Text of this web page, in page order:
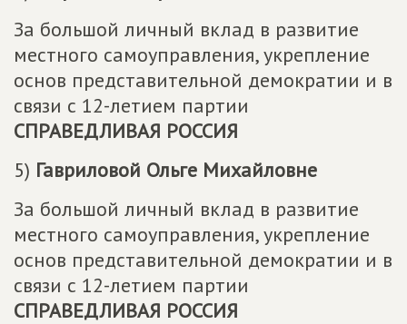
За большой личный вклад в развитие
местного самоуправления, укрепление
основ представительной демократии и в
связи с 12-летием партии
СПРАВЕДЛИВАЯ РОССИЯ
5) Гавриловой Ольге Михайловне
За большой личный вклад в развитие
местного самоуправления, укрепление
основ представительной демократии и в
связи с 12-летием партии
СПРАВЕДЛИВАЯ РОССИЯ